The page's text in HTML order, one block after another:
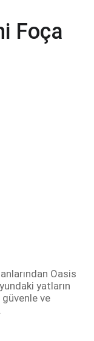
Foça
Oasis
yatların
ve